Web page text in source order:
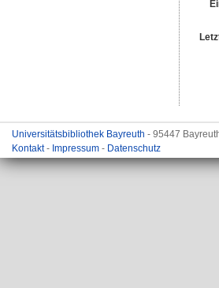
Universitätsbibliothek Bayreuth - 95447
Kontakt- Impressum - Datenschutz